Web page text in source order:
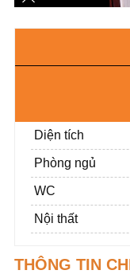
Diện tích
Phòng ngủ
WC
Nội thất
THÔNG TIN